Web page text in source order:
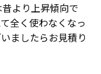
より上昇傾向で
全く使わなくなっ
ましたらお見積り